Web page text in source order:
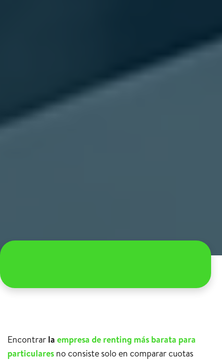
Encontrar la empresa de renting más barata para
particulares no consiste solo en comparar cuotas